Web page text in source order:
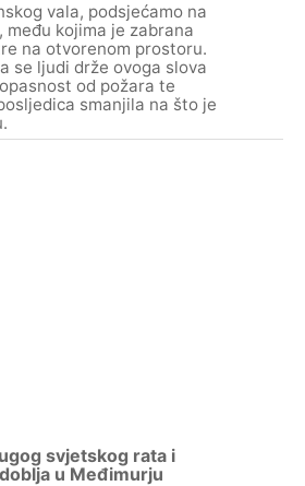
vala, podsjećamo na
među kojima je zabrana
na otvorenom prostoru.
se ljudi drže ovoga slova
od požara te
smanjila na što je
svjetskog rata i
u Međimurju